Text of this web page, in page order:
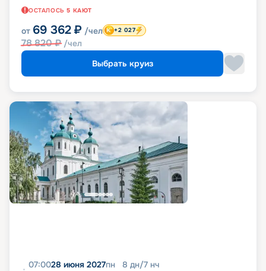
ОСТАЛОСЬ 5 КАЮТ
от 69 362 ₽ /чел
78 820₽ /чел
+2 027
Выбрать круиз
07:0028 июня 2027пн 8 дн/7 нч